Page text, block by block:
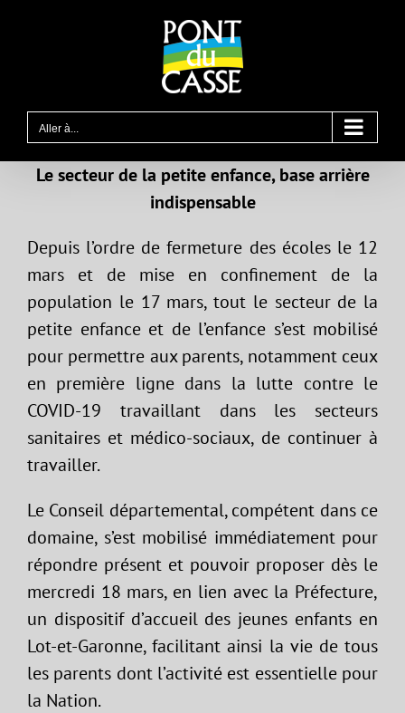
Aller à...
Le secteur de la petite enfance, base arrière
indispensable
Depuis l’ordre de fermeture des écoles le 12
mars et de mise en confinement de la
population le 17 mars, tout le secteur de la
petite enfance et de l’enfance s’est mobilisé
pour permettre aux parents, notamment ceux
en première ligne dans la lutte contre le
COVID-19 travaillant dans les secteurs
sanitaires et médico-sociaux, de continuer à
travailler.
Le Conseil départemental, compétent dans ce
domaine, s’est mobilisé immédiatement pour
répondre présent et pouvoir proposer dès le
mercredi 18 mars, en lien avec la Préfecture,
un dispositif d’accueil des jeunes enfants en
Lot-et-Garonne, facilitant ainsi la vie de tous
les parents dont l’activité est essentielle pour
la Nation.